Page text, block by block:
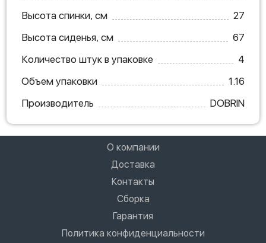
Высота спинки, см
27
Высота сиденья, см
67
Количество штук в упаковке
4
Объем упаковки
1.16
Производитель
DOBRIN
О компании
Доставка
Контакты
Сборка
Гарантия
Политика конфиденциальности